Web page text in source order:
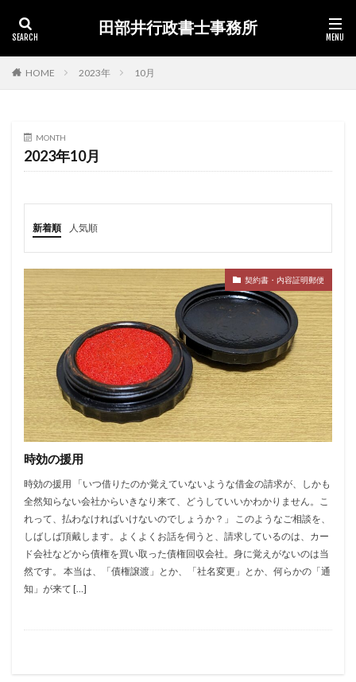
田部井行政書士事務所
HOME 2023年 10月
MONTH
2023年10月
新着順 人気順
契約書・内容証明郵便
時効の援用
時効の援用 「いつ借りたのか覚えていないような借金の請求が、しかも
全然知らない会社からいきなり来て、どうしていいかわかりません。こ
れって、払わなければいけないのでしょうか？」 このようなご相談を、
しばしば頂戴します。よくよくお話を伺うと、請求しているのは、カー
ド会社などから債権を買い取った債権回収会社。身に覚えがないのは当
然です。 本当は、「債権譲渡」とか、「社名変更」とか、何らかの「通
知」が来て […]